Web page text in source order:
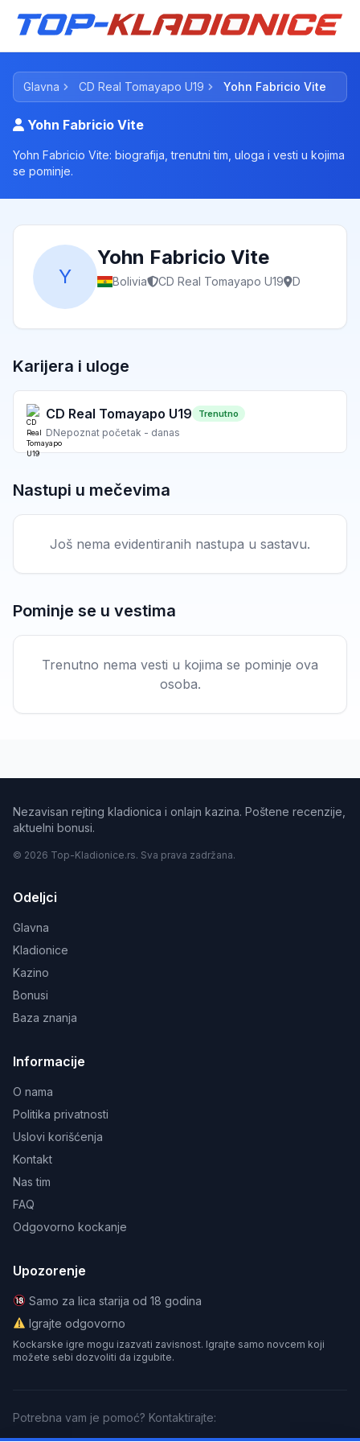
Glavna CD Real Tomayapo U19 Yohn Fabricio Vite
Yohn Fabricio Vite
Yohn Fabricio Vite: biografija, trenutni tim, uloga i vesti u kojima
se pominje.
Y
Yohn Fabricio Vite
Bolivia CD Real Tomayapo U19 D
Karijera i uloge
CD Real Tomayapo U19 Trenutno
DNepoznat početak - danas
Nastupi u mečevima
Još nema evidentiranih nastupa u sastavu.
Pominje se u vestima
Trenutno nema vesti u kojima se pominje ova
osoba.
Nezavisan rejting kladionica i onlajn kazina. Poštene recenzije,
aktuelni bonusi.
© 2026 Top-Kladionice.rs. Sva prava zadržana.
Odeljci
Glavna
Kladionice
Kazino
Bonusi
Baza znanja
Informacije
O nama
Politika privatnosti
Uslovi korišćenja
Kontakt
Nas tim
FAQ
Odgovorno kockanje
Upozorenje
Samo za lica starija od 18 godina
Igrajte odgovorno
Kockarske igre mogu izazvati zavisnost. Igrajte samo novcem koji
možete sebi dozvoliti da izgubite.
Potrebna vam je pomoć? Kontaktirajte: